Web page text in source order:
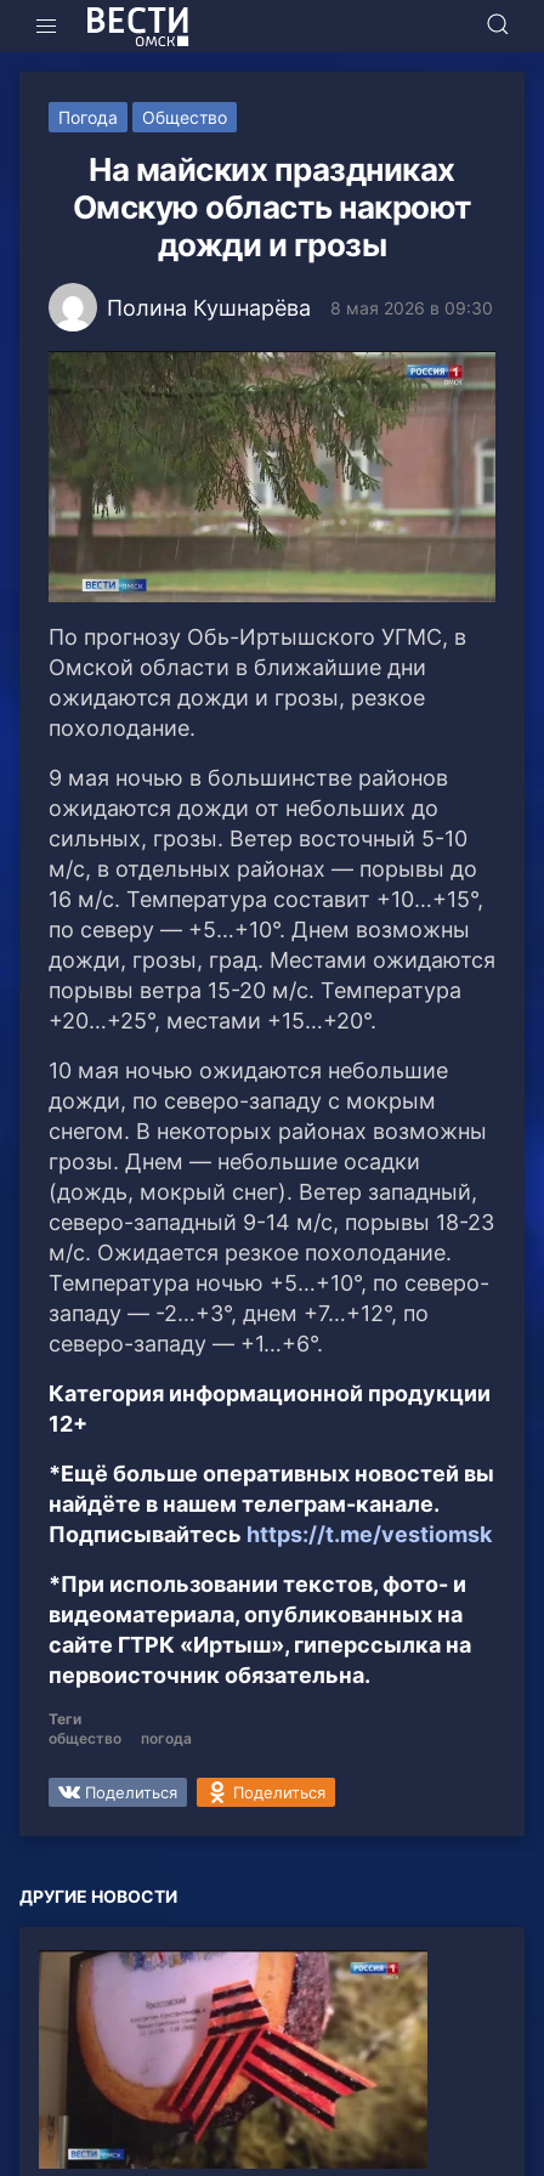
Погода Общество
На майских праздниках
Омскую область накроют
дожди и грозы
Полина Кушнарёва 8 мая 2026 в 09:30
По прогнозу Обь-Иртышского УГМС, в
Омской области в ближайшие дни
ожидаются дожди и грозы, резкое
похолодание.
9 мая ночью в большинстве районов
ожидаются дожди от небольших до
сильных, грозы. Ветер восточный 5-10
м/с, в отдельных районах — порывы до
16 м/с. Температура составит +10…+15°,
по северу — +5…+10°. Днем возможны
дожди, грозы, град. Местами ожидаются
порывы ветра 15-20 м/с. Температура
+20…+25°, местами +15…+20°.
10 мая ночью ожидаются небольшие
дожди, по северо-западу с мокрым
снегом. В некоторых районах возможны
грозы. Днем — небольшие осадки
(дождь, мокрый снег). Ветер западный,
северо-западный 9-14 м/с, порывы 18-23
м/с. Ожидается резкое похолодание.
Температура ночью +5…+10°, по северо-
западу — -2…+3°, днем +7…+12°, по
северо-западу — +1…+6°.
Категория информационной продукции
12+
*Ещё больше оперативных новостей вы
найдёте в нашем телеграм-канале.
Подписывайтесь https://t.me/vestiomsk
*При использовании текстов, фото- и
видеоматериала, опубликованных на
сайте ГТРК «Иртыш», гиперссылка на
первоисточник обязательна.
Теги
общество
погода
Поделиться Поделиться
ДРУГИЕ НОВОСТИ